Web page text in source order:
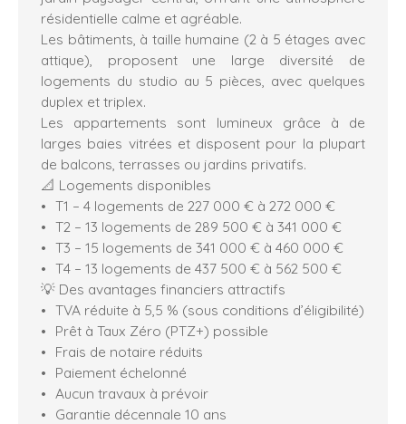
résidentielle calme et agréable.
Les bâtiments, à taille humaine (2 à 5 étages avec
attique), proposent une large diversité de
logements du studio au 5 pièces, avec quelques
duplex et triplex.
Les appartements sont lumineux grâce à de
larges baies vitrées et disposent pour la plupart
de balcons, terrasses ou jardins privatifs.
📐 Logements disponibles
T1 – 4 logements de 227 000 € à 272 000 €
T2 – 13 logements de 289 500 € à 341 000 €
T3 – 15 logements de 341 000 € à 460 000 €
T4 – 13 logements de 437 500 € à 562 500 €
💡 Des avantages financiers attractifs
TVA réduite à 5,5 % (sous conditions d’éligibilité)
Prêt à Taux Zéro (PTZ+) possible
Frais de notaire réduits
Paiement échelonné
Aucun travaux à prévoir
Garantie décennale 10 ans